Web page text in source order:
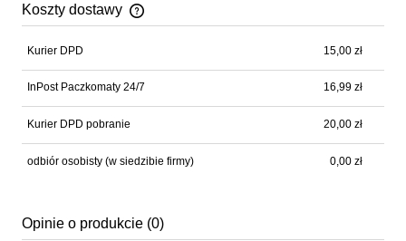
Koszty dostawy
Cena nie zawiera ewentualnych kosztów płatności
Kurier DPD 15,00 zł
InPost Paczkomaty 24/7 16,99 zł
Kurier DPD pobranie 20,00 zł
odbiór osobisty (w siedzibie firmy) 0,00 zł
Opinie o produkcie (0)